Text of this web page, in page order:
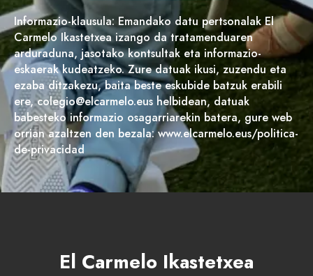
Informazio-klausula: Emandako datu pertsonalak El
Carmelo Ikastetxea izango da tratamenduaren
arduraduna, jasotako kontsultak eta informazio-
eskaerak kudeatzeko. Zure datuak ikusi, zuzendu eta
ezaba ditzakezu, baita beste eskubide batzuk erabili
ere, colegio@elcarmelo.eus helbidean, datuak
babesteko informazio osagarriarekin batera, gure web
orrian azaltzen den bezala: www.elcarmelo.eus/politica-
de-privacidad
El Carmelo Ikastetxea